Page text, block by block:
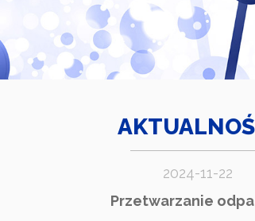
2024-11-22
Przetwarzanie